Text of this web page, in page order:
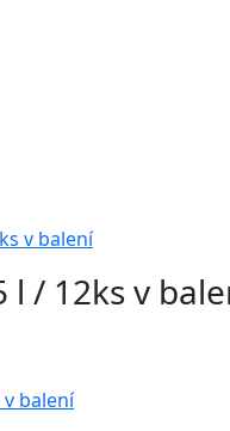
v balení
l / 12ks v